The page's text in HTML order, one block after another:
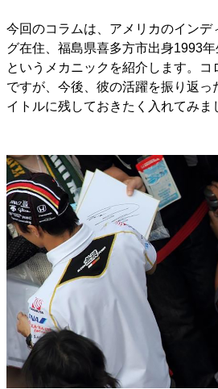
今回のコラムは、アメリカのインデ
グ在住、福島県喜多方市出身1993
というメカニックを紹介します。
ですが、今後、彼の活躍を振り返っ
イトルに残しておきたく入れてみま